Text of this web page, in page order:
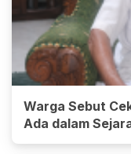
Warga Sebut
Ada dalam